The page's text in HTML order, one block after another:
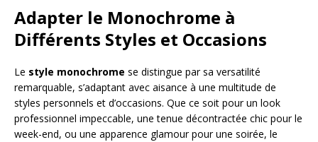
Adapter le Monochrome à
Différents Styles et Occasions
Le style monochrome se distingue par sa versatilité
remarquable, s’adaptant avec aisance à une multitude de
styles personnels et d’occasions. Que ce soit pour un look
professionnel impeccable, une tenue décontractée chic pour le
week-end, ou une apparence glamour pour une soirée, le